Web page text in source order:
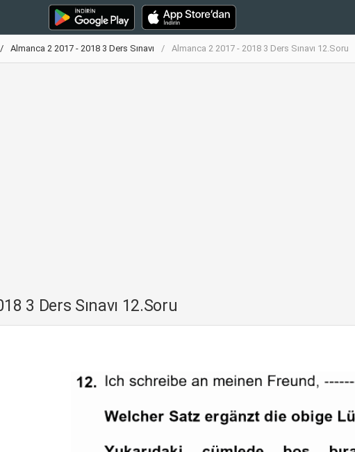
Almanca 2 2017 - 2018 3 Ders Sınavı Almanca 2 2017 - 2018 3 Ders Sınavı 12.Soru
3 Ders Sınavı 12.Soru